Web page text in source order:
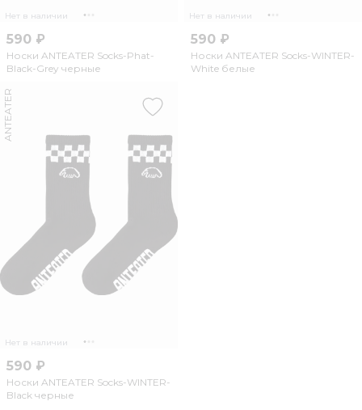
Нет в наличии
590 ₽
Носки ANTEATER Socks-Phat-
Black-Grey черные
Нет в наличии
590 ₽
Носки ANTEATER Socks-WINTER-
White белые
Нет в наличии
ANTEATER
590 ₽
Носки ANTEATER Socks-WINTER-
Black черные